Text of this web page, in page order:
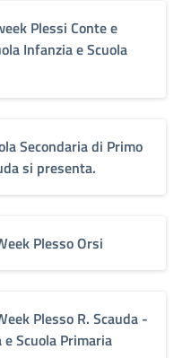
Plessi Conte e
Infanzia e Scuola
Secondaria di Primo
si presenta.
Plesso Orsi
Plesso R. Scauda -
Scuola Primaria